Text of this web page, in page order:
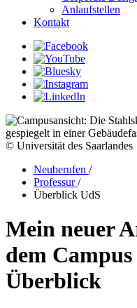
Anlaufstellen
Kontakt
© Universität des Saarlandes
Neuberufen /
Professur/
Überblick UdS
Mein neuer
dem
Überblick